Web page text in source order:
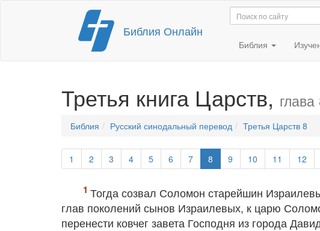
Перейти
содержимому
Библия Онлайн
Библия
Третья книга Царств, глава
Библия Русский синодальный перевод Третья Царств 8
1 2 3 4 5 6 7 8 9 10 11 12
Тогда созвал Соломон старейшин
глав поколений сынов Израилевых, к царю
перенести ковчег завета Господня из города